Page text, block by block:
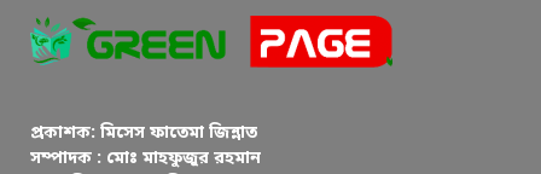
প্রকাশক: মিসেস ফাতেমা জিন্নাত
সম্পাদক : মোঃ মাহফুজুর রহমান